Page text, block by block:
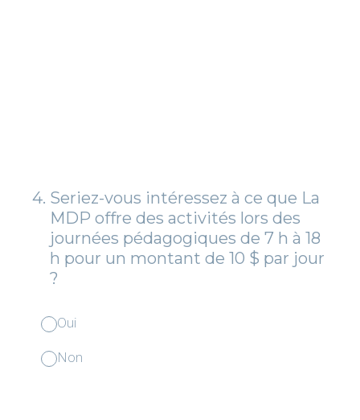
4. Seriez-vous intéressez à ce que La
MDP offre des activités lors des
journées pédagogiques de 7 h à 18
h pour un montant de 10 $ par jour
?
Oui
Non